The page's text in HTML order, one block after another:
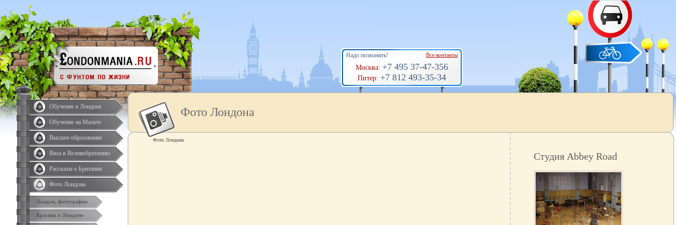
Обучение в Лондоне
Обучение на Мальте
Высшее образование
Виза в Великобританию
Рассказы о Британии
Фото Лондона
Лондон, фотографии
Красиво о Лондоне
Надо позвонить! Все контакты
Москва: +7 495 37-47-356
Питер: +7 812 493-35-34
Фото Лондона
Фото Лондона
Студия Abbey Road